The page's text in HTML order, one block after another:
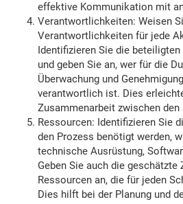
effektive Kommunikation mit
Verantwortlichkeiten: Weisen
Verantwortlichkeiten für jede
Identifizieren Sie die
und geben Sie an, wer für die
Überwachung und
verantwortlich ist. Dies
Zusammenarbeit zwischen den
Ressourcen: Identifizieren Sie
den Prozess benötigt werden,
technische Ausrüstung,
Geben Sie auch die geschätzte
Ressourcen an, die für jeden
Dies hilft bei der Planung und